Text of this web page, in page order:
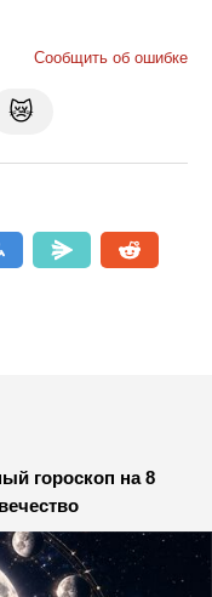
Сообщить об ошибке
😿
гороскоп на 8